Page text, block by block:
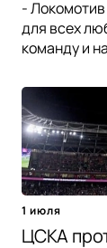
-
для всех
команду и
1 июля
ЦСКА